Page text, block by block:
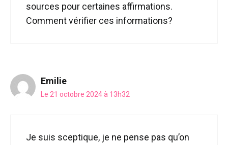
sources pour certaines affirmations.
Comment vérifier ces informations?
Emilie
Le 21 octobre 2024 à 13h32
Je suis sceptique, je ne pense pas qu’on